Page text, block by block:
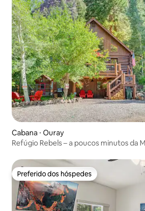
Cabana ⋅ Ouray
Refúgio Rebels – a poucos minutos da
Preferido dos hóspedes
Preferido dos hóspedes